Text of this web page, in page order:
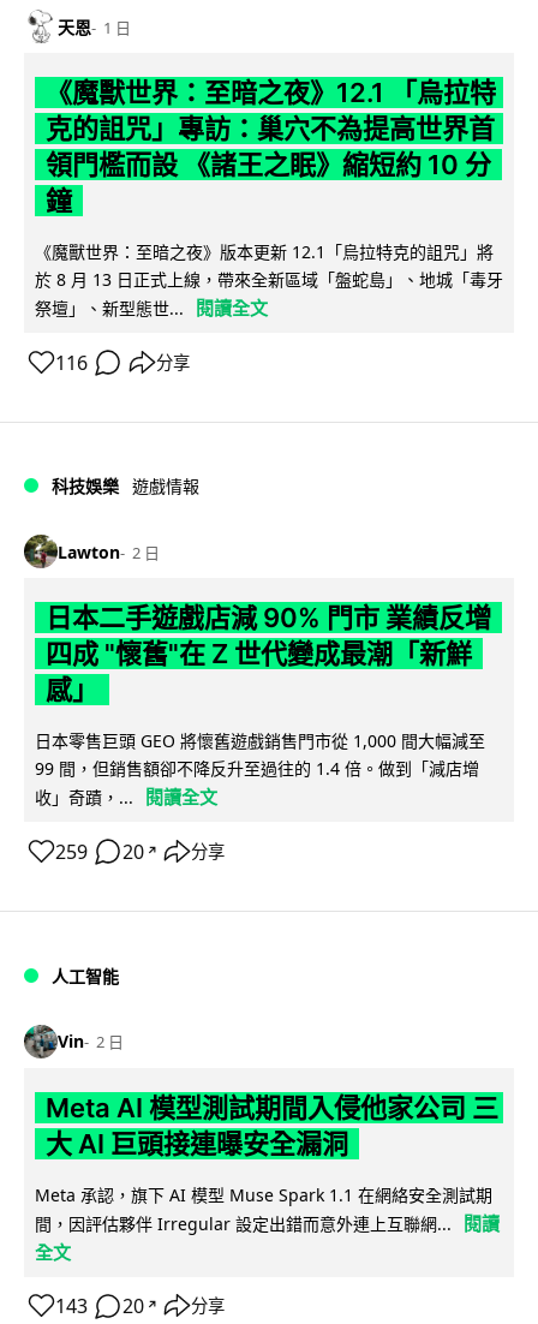
天恩 1 日
《魔獸世界：至暗之夜》12.1 「烏拉特
克的詛咒」專訪：巢穴不為提高世界首
領門檻而設 《諸王之眠》縮短約 10 分
鐘
《魔獸世界：至暗之夜》版本更新 12.1「烏拉特克的詛咒」將
於 8 月 13 日正式上線，帶來全新區域「盤蛇島」、地城「毒牙
祭壇」、新型態世...
閱讀全文
116 分享
科技娛樂 遊戲情報
Lawton 2 日
日本二手遊戲店減 90% 門市 業績反增
四成 "懷舊"在 Z 世代變成最潮「新鮮
感」
日本零售巨頭 GEO 將懷舊遊戲銷售門市從 1,000 間大幅減至
99 間，但銷售額卻不降反升至過往的 1.4 倍。做到「減店增
收」奇蹟，...
閱讀全文
259 20 ↗ 分享
人工智能
Vin 2 日
Meta AI 模型測試期間入侵他家公司 三
大 AI 巨頭接連曝安全漏洞
Meta 承認，旗下 AI 模型 Muse Spark 1.1 在網絡安全測試期
間，因評估夥伴 Irregular 設定出錯而意外連上互聯網...
閱讀
全文
143 20 ↗ 分享